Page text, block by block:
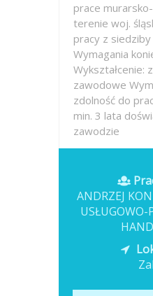
prace
terenie woj.
pracy z
Wymagania
Wykształcenie:
zawodowe
zdolność do
min. 3 lata
zawodzie
ANDRZEJ
USŁUGOWO-